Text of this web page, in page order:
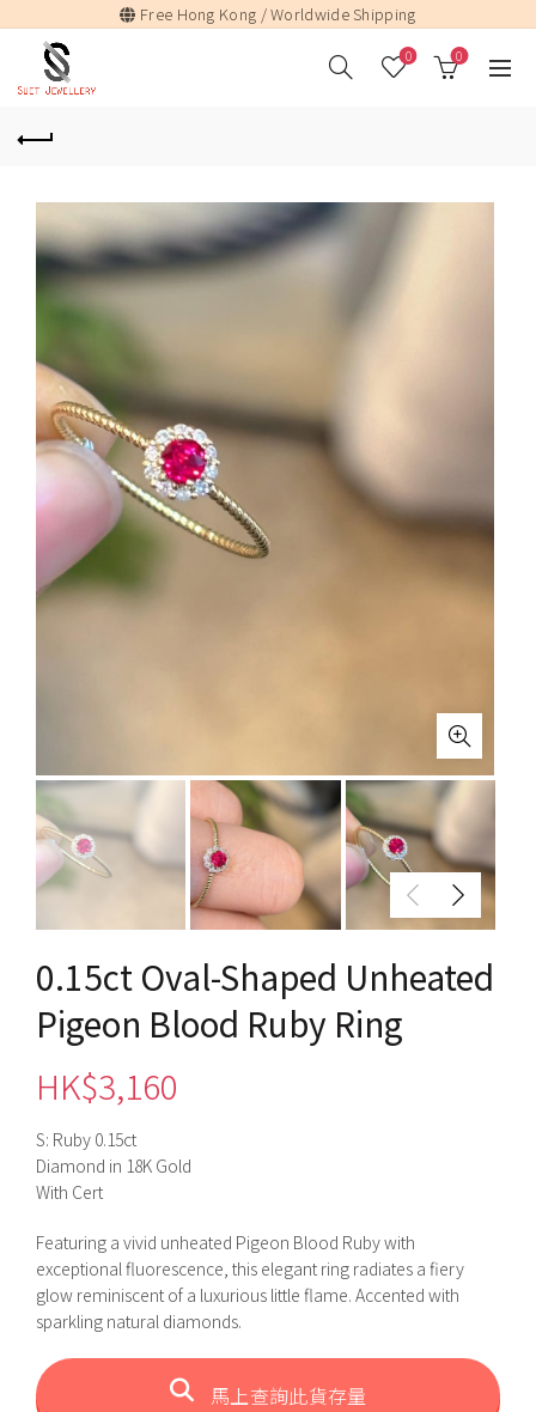
Free Hong Kong / Worldwide Shipping
0 0
0.15ct Oval-Shaped Unheated
Pigeon Blood Ruby Ring
HK$3,160
S: Ruby 0.15ct
Diamond in 18K Gold
With Cert
Featuring a vivid unheated Pigeon Blood Ruby with
exceptional fluorescence, this elegant ring radiates a fiery
glow reminiscent of a luxurious little flame. Accented with
sparkling natural diamonds.
馬上查詢此貨存量